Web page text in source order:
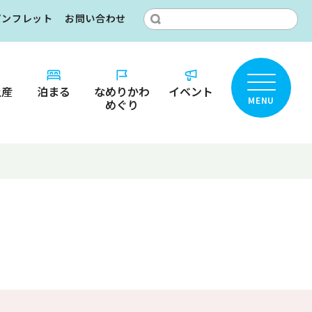
フレット お問い合わせ
泊まる なめりかわ
めぐり
イベント MENU